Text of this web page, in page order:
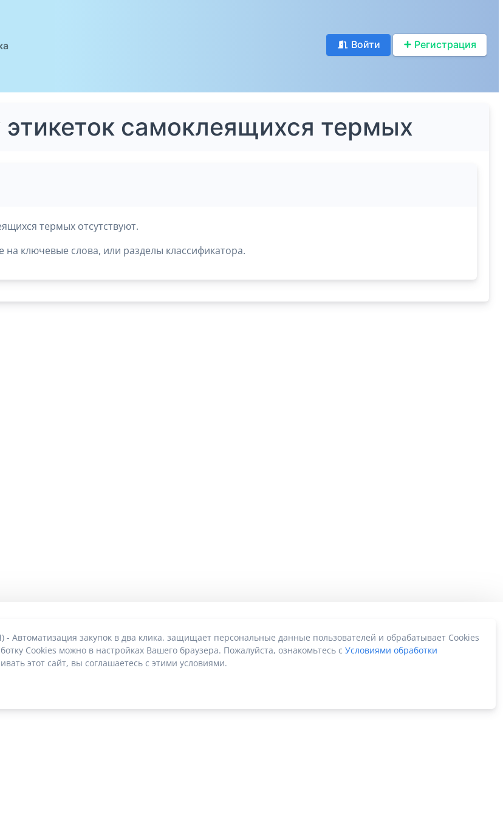
Войти Регистрация
самоклеящихся термых
термых отсутствуют.
ключевые слова, или разделы классификатора.
- Автоматизация закупок в два клика. защищает персональные данные пользователей и обрабатывает Cookies
Cookies можно в настройках Вашего браузера. Пожалуйста, ознакомьтесь с Условиями обработки
этот сайт, вы соглашаетесь с этими условиями.